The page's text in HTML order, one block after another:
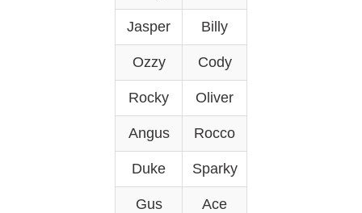
Jasper Billy
Ozzy Cody
Rocky Oliver
Angus Rocco
Duke Sparky
Gus Ace